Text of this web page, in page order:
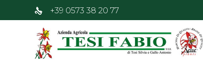
+39 0573 38 20 77